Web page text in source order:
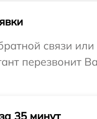
связи
перезвонит
35 минут